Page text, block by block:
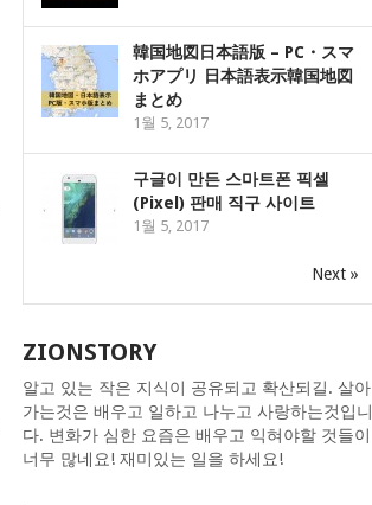
韓国地図日本語版 – PC・スマ
ホアプリ 日本語表示韓国地図
まとめ
1월 5, 2017
구글이 만든 스마트폰 픽셀
(Pixel) 판매 직구 사이트
1월 5, 2017
Next »
ZIONSTORY
알고 있는 작은 지식이 공유되고 확산되길. 살아
가는것은 배우고 일하고 나누고 사랑하는것입니
다. 변화가 심한 요즘은 배우고 익혀야할 것들이
너무 많네요! 재미있는 일을 하세요!